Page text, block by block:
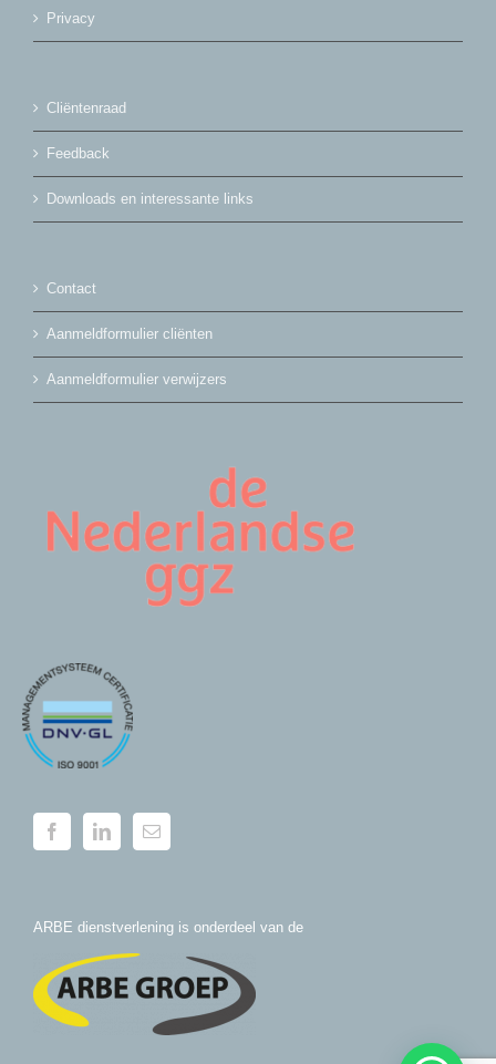
Privacy
Cliëntenraad
Feedback
Downloads en interessante links
Contact
Aanmeldformulier cliënten
Aanmeldformulier verwijzers
ARBE dienstverlening is onderdeel van de